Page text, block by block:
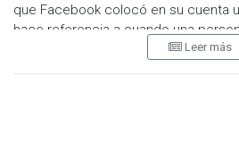
que Facebook colocó en su cuenta
hace referencia a cuando una
surgieran rumores sobre el Leer más